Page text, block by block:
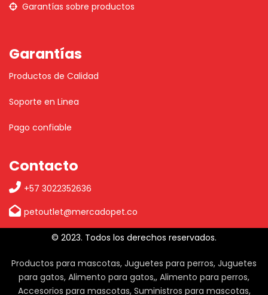
Garantías sobre productos
Garantías
Productos de Calidad
Soporte en Linea
Pago confiable
Contacto
+57 3022352636
petoutlet@mercadopet.co
© 2023. Todos los derechos reservados.
Productos para mascotas, Juguetes para perros, Juguetes
para gatos, Alimento para gatos,, Alimento para perros,
Accesorios para mascotas, Suministros para mascotas,